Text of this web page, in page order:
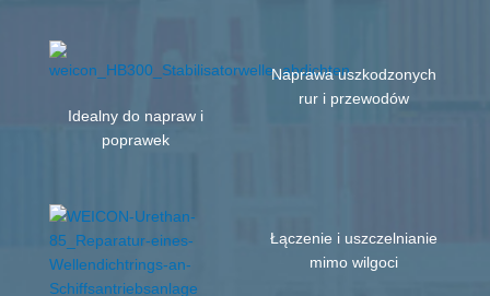
Idealny do napraw i
poprawek
Naprawa uszkodzonych
rur i przewodów
Łączenie i uszczelnianie
mimo wilgoci